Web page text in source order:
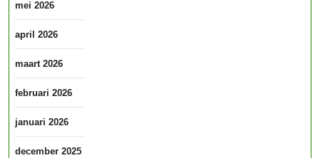
mei 2026
april 2026
maart 2026
februari 2026
januari 2026
december 2025